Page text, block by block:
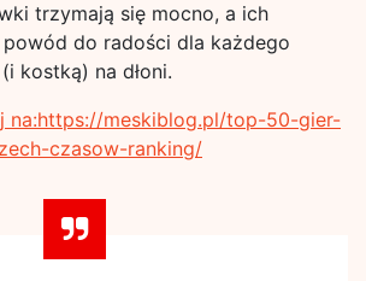
trzymają się mocno, a ich
do radości dla każdego
kostką) na dłoni.
na:https://meskiblog.pl/top-50-gier-
czasow-ranking/